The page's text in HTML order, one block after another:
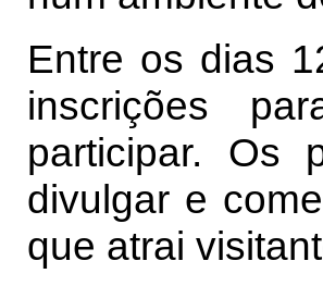
Entre os dias
inscrições
participar. Os
divulgar e
que atrai